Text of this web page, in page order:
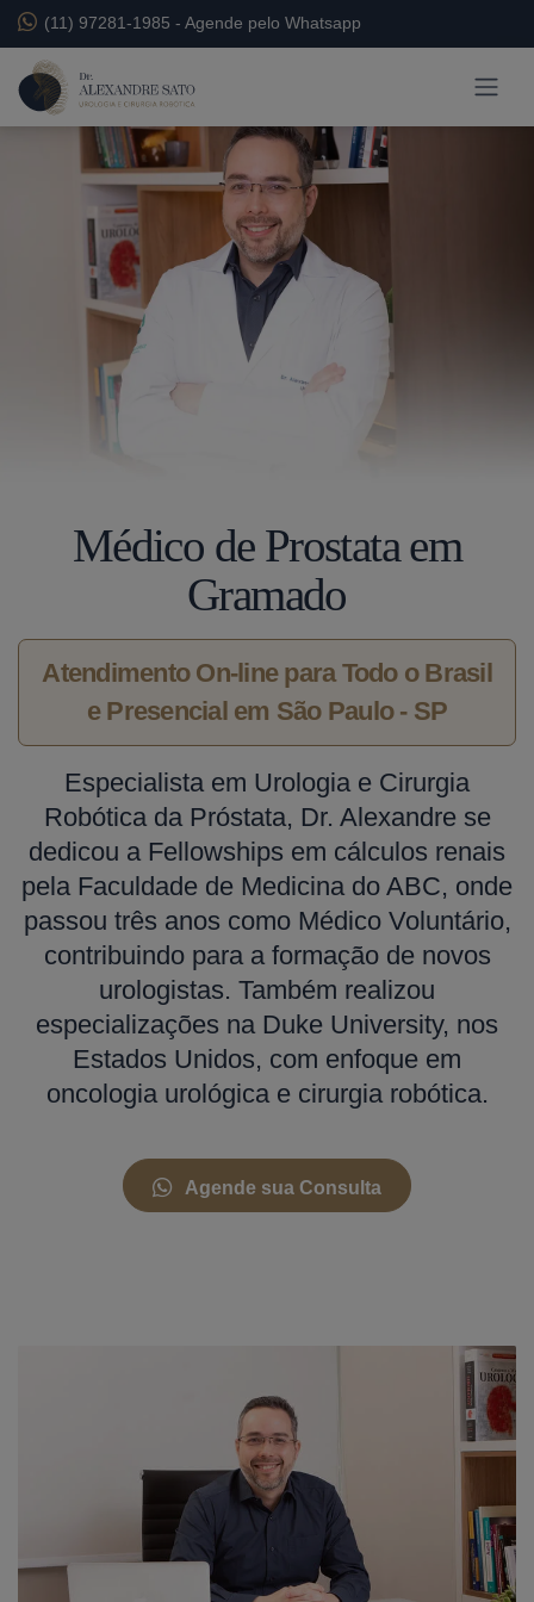
(11) 97281-1985 - Agende pelo Whatsapp
Médico de Prostata em
Gramado
Atendimento On-line para Todo o Brasil
e Presencial em São Paulo - SP
Especialista em Urologia e Cirurgia
Robótica da Próstata, Dr. Alexandre se
dedicou a Fellowships em cálculos renais
pela Faculdade de Medicina do ABC, onde
passou três anos como Médico Voluntário,
contribuindo para a formação de novos
urologistas. Também realizou
especializações na Duke University, nos
Estados Unidos, com enfoque em
oncologia urológica e cirurgia robótica.
Agende sua Consulta